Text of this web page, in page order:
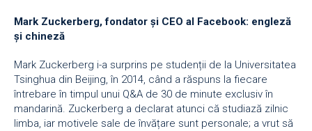
Mark Zuckerberg, fondator și CEO al Facebook: engleză
și chineză
Mark Zuckerberg i-a surprins pe studenții de la Universitatea
Tsinghua din Beijing, în 2014, când a răspuns la fiecare
întrebare în timpul unui Q&A de 30 de minute exclusiv în
mandarină. Zuckerberg a declarat atunci că studiază zilnic
limba, iar motivele sale de învățare sunt personale; a vrut să